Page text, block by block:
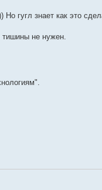
гугл знает как это
тишины не нужен.